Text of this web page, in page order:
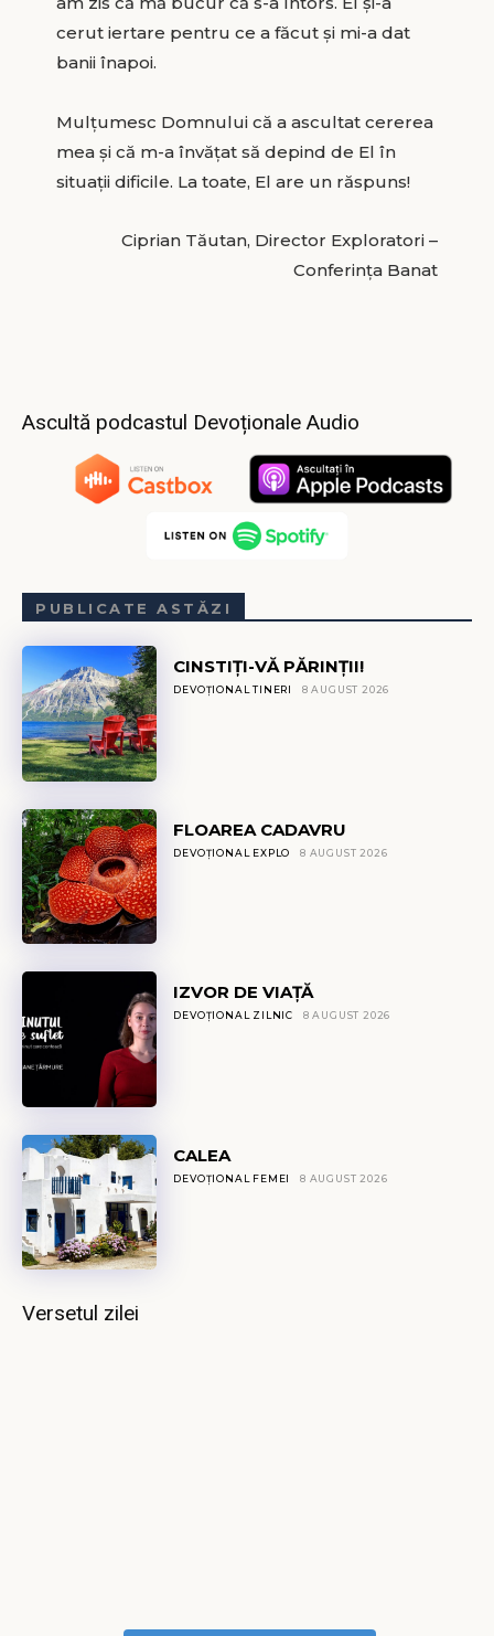
cerut iertare pentru ce a făcut și mi-a dat
banii înapoi.
Mulțumesc Domnului că a ascultat cererea
mea și că m-a învățat să depind de El în
situații dificile. La toate, El are un răspuns!
Ciprian Tăutan, Director Exploratori –
Conferința Banat
Ascultă podcastul Devoționale Audio
PUBLICATE ASTĂZI
CINSTIȚI-VĂ PĂRINȚII!
DEVOȚIONAL TINERI 8 AUGUST 2026
FLOAREA CADAVRU
DEVOȚIONAL EXPLO 8 AUGUST 2026
IZVOR DE VIAȚĂ
DEVOȚIONAL ZILNIC 8 AUGUST 2026
CALEA
DEVOȚIONAL FEMEI 8 AUGUST 2026
Versetul zilei